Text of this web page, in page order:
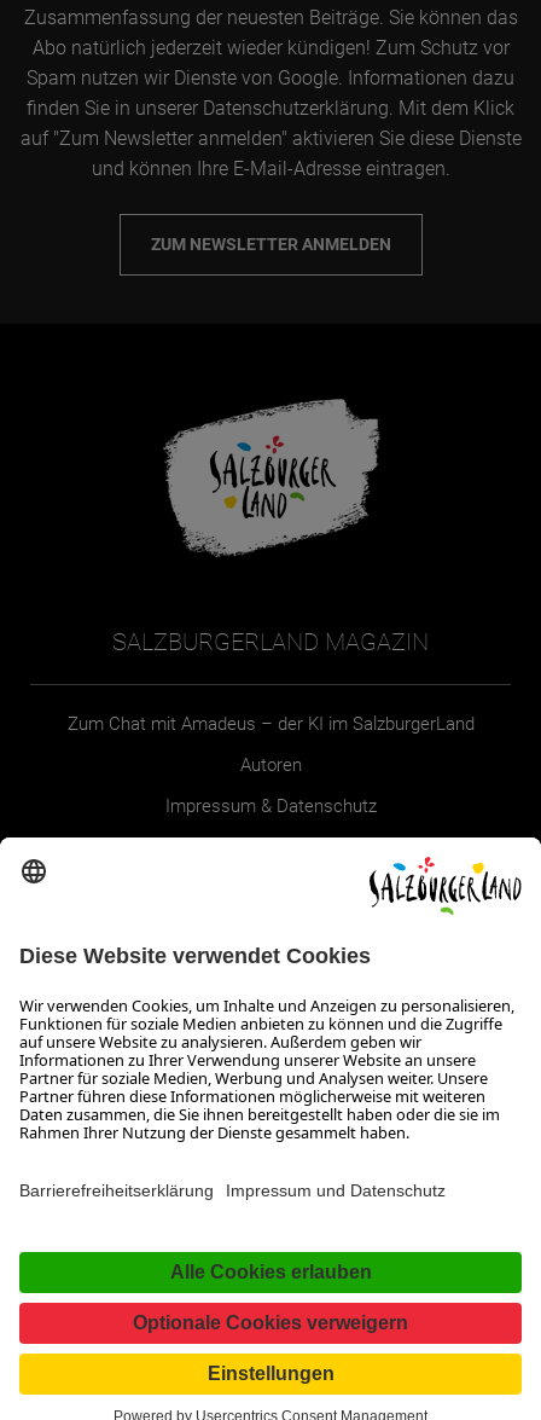
Zusammenfassung der neuesten Beiträge. Sie können das
Abo natürlich jederzeit wieder kündigen! Zum Schutz vor
Spam nutzen wir Dienste von Google. Informationen dazu
finden Sie in unserer Datenschutzerklärung. Mit dem Klick
auf "Zum Newsletter anmelden" aktivieren Sie diese Dienste
und können Ihre E-Mail-Adresse eintragen.
ZUM NEWSLETTER ANMELDEN
SALZBURGERLAND MAGAZIN
Zum Chat mit Amadeus – der KI im SalzburgerLand
Autoren
Impressum & Datenschutz
Infos zum Urlaub im SalzburgerLand
Veranstaltungen im SalzburgerLand
Aktuelle Urlaubsangebote
Newsroom
Presse